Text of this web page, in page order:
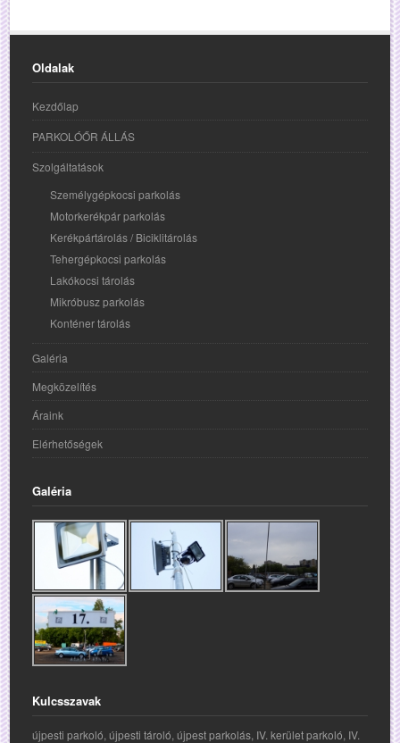
Oldalak
Kezdőlap
PARKOLÓŐR ÁLLÁS
Szolgáltatások
Személygépkocsi parkolás
Motorkerékpár parkolás
Kerékpártárolás / Biciklitárolás
Tehergépkocsi parkolás
Lakókocsi tárolás
Mikróbusz parkolás
Konténer tárolás
Galéria
Megközelítés
Áraink
Elérhetőségek
Galéria
Kulcsszavak
újpesti parkoló, újpesti tároló, újpest parkolás, IV. kerület parkoló, IV.